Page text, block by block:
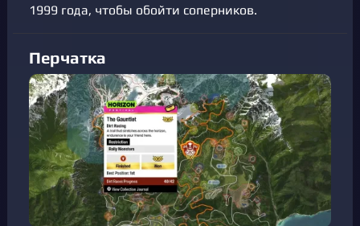
1999 года, чтобы обойти соперников.
Перчатка